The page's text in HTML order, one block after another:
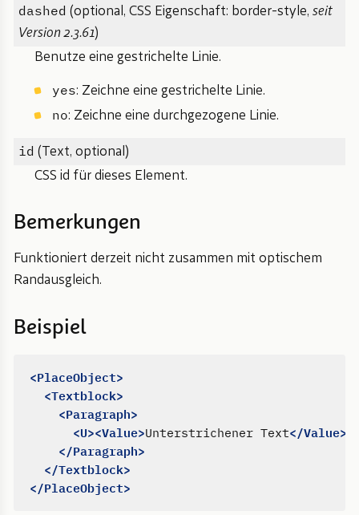
dashed (optional, CSS Eigenschaft: border-style, seit
Version 2.3.61)
Benutze eine gestrichelte Linie.
yes: Zeichne eine gestrichelte Linie.
no: Zeichne eine durchgezogene Linie.
id (Text, optional)
CSS id für dieses Element.
Bemerkungen
Funktioniert derzeit nicht zusammen mit optischem
Randausgleich.
Beispiel
<PlaceObject>
<Textblock>
<Paragraph>
<U><Value>Unterstrichener Text</
</Paragraph>
</Textblock>
</PlaceObject>